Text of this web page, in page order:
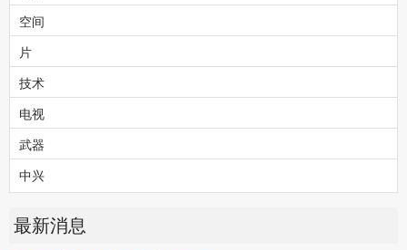
空间
片
技术
电视
武器
中兴
最新消息